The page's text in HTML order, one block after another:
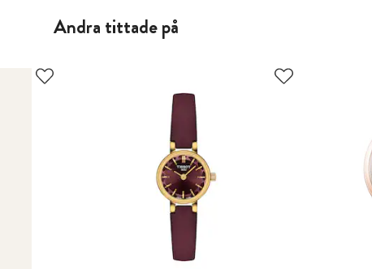
Andra tittade på